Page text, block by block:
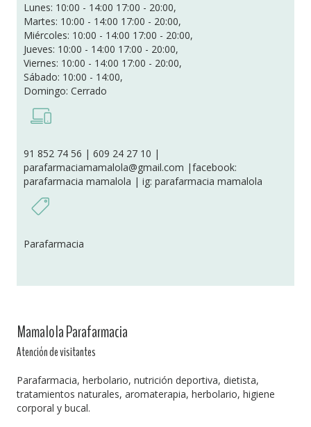
Lunes: 10:00 - 14:00 17:00 - 20:00,
Martes: 10:00 - 14:00 17:00 - 20:00,
Miércoles: 10:00 - 14:00 17:00 - 20:00,
Jueves: 10:00 - 14:00 17:00 - 20:00,
Viernes: 10:00 - 14:00 17:00 - 20:00,
Sábado: 10:00 - 14:00,
Domingo: Cerrado
91 852 74 56 | 609 24 27 10 |
parafarmaciamamalola@gmail.com |facebook:
parafarmacia mamalola | ig: parafarmacia mamalola
Parafarmacia
Mamalola Parafarmacia
Atención de visitantes
Parafarmacia, herbolario, nutrición deportiva, dietista,
tratamientos naturales, aromaterapia, herbolario, higiene
corporal y bucal.